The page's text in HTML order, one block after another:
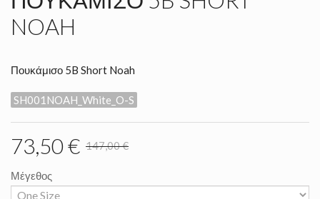
NOAH
Πουκάμισο 5B Short Noah
SH001NOAH_White_O-S
73,50 € 147,00 €
Μέγεθος